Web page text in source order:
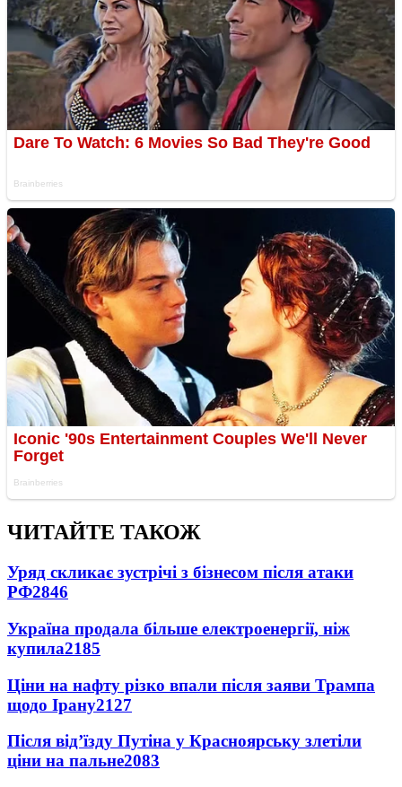
ЧИТАЙТЕ ТАКОЖ
Уряд скликає зустрічі з бізнесом після атаки
РФ2846
Україна продала більше електроенергії, ніж
купила2185
Ціни на нафту різко впали після заяви Трампа
щодо Ірану2127
Після від’їзду Путіна у Красноярську злетіли
ціни на пальне2083